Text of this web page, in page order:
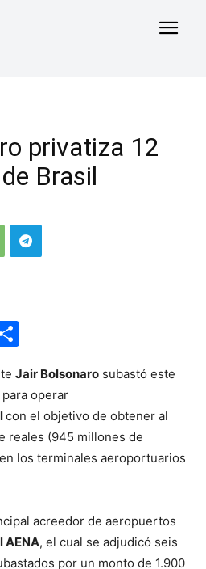
privatiza 12
Brasil
Jair Bolsonaro subastó este
operar
con el objetivo de obtener al
reales (945 millones de
los terminales aeroportuarios
acreedor de aeropuertos
AENA, el cual se adjudicó seis
por un monto de 1.900